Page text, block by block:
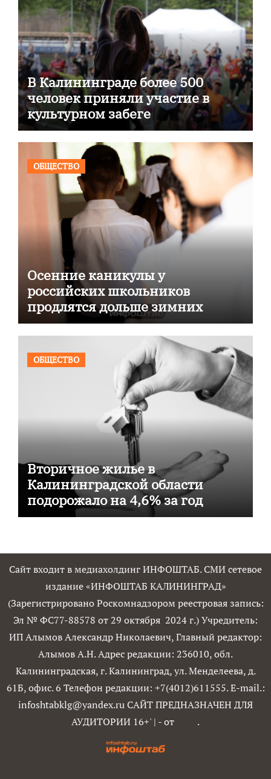
В Калининграде более 500
человек приняли участие в
культурном забеге
ОБЩЕСТВО
Осенние каникулы у
российских школьников
продлятся дольше зимних
ОБЩЕСТВО
Вторичное жилье в
Калининградской области
подорожало на 4,6% за год
Сайт входит в медиахолдинг ИНФОШТАБ. СМИ сетевое
издание «ИНФОШТАБ КАЛИНИНГРАД»
(Зарегистрировано Роскомнадзором реестровая запись:
Эл № ФС77-88578 от 29 октября 2024 г.) Учредитель:
ИП Алымов Александр Николаевич, Главный редактор:
Алымов А.Н. Адрес редакции: 236010, обл.
Калининградская, г. Калининград, ул. Менделеева, д.
61Б, офис. 6 Телефон редакции: +7(4012)611555. E-mail.:
infoshtabklg@yandex.ru САЙТ ПРЕДНАЗНАЧЕН ДЛЯ
АУДИТОРИИ 16+' | - от .